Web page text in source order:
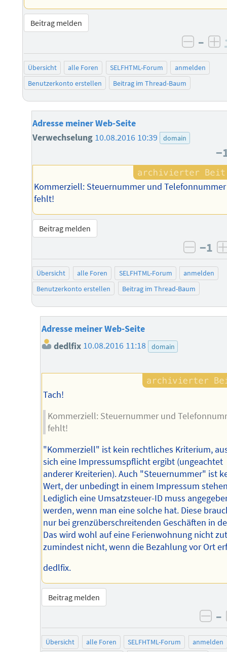
Beitrag melden
–
Übersicht alle Foren SELFHTML-Forum
anmelden
Benutzerkonto erstellen
Beitrag im Thread-Baum
Adresse meiner Web-Seite
Verwechselung 10.08.2016 10:39 domain
Kommerziell: Steuernummer und Telefonnummer
fehlt!
Beitrag melden
−1
Übersicht alle Foren SELFHTML-Forum
anmelden
Benutzerkonto erstellen
Beitrag im Thread-Baum
Adresse meiner Web-Seite
dedlfix 10.08.2016 11:18 domain
Tach!
Kommerziell: Steuernummer und
fehlt!
"Kommerziell" ist kein rechtliches Kriterium,
sich eine Impressumspflicht ergibt (ungeachtet
anderer Kreiterien). Auch "Steuernummer" ist
Wert, der unbedingt in einem Impressum
Lediglich eine Umsatzsteuer-ID muss
werden, wenn man eine solche hat. Diese
nur bei grenzüberschreitenden Geschäften in
Das wird wohl auf eine Ferienwohnung nicht
zumindest nicht, wenn die Bezahlung vor Ort
dedlfix.
Beitrag melden
–
Übersicht alle Foren SELFHTML-Forum
anmelden